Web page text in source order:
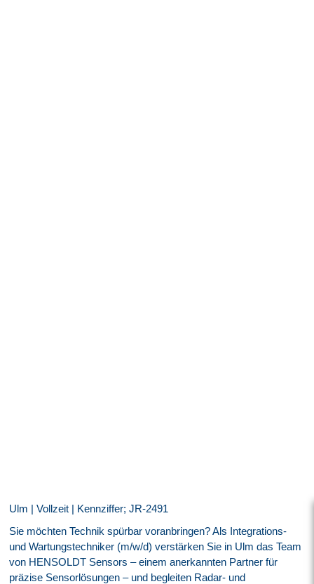
Ulm | Vollzeit | Kennziffer; JR-2491
Sie möchten Technik spürbar voranbringen? Als Integrations-
und Wartungstechniker (m/w/d) verstärken Sie in Ulm das Team
von HENSOLDT Sensors – einem anerkannten Partner für
präzise Sensorlösungen – und begleiten Radar- und